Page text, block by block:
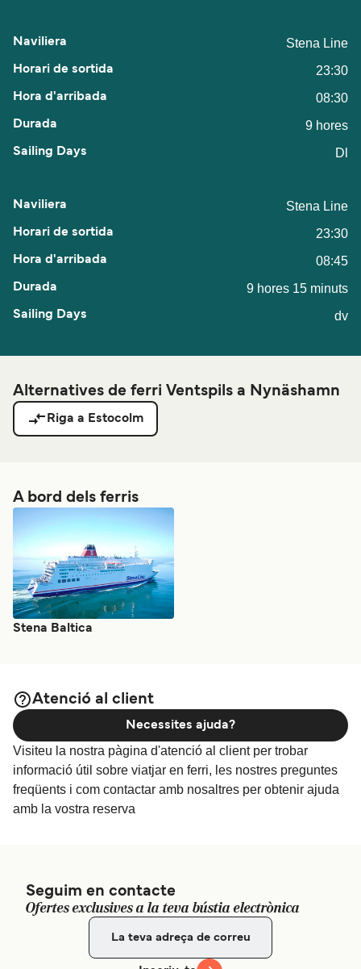
Stena Line
23:30
08:30
9 hores
Dl
Stena Line
23:30
08:45
9 hores 15 minuts
dv
Alternatives de ferri Ventspils a Nynäshamn
Riga a Estocolm
A bord dels ferris
Stena Baltica
Atenció al client
Visiteu la nostra pàgina d'atenció al client per trobar
informació útil sobre viatjar en ferri, les nostres preguntes
freqüents i com contactar amb nosaltres per obtenir ajuda
amb la vostra reserva
Necessites ajuda?
Seguim en contacte
Ofertes exclusives a la teva bústia electrònica